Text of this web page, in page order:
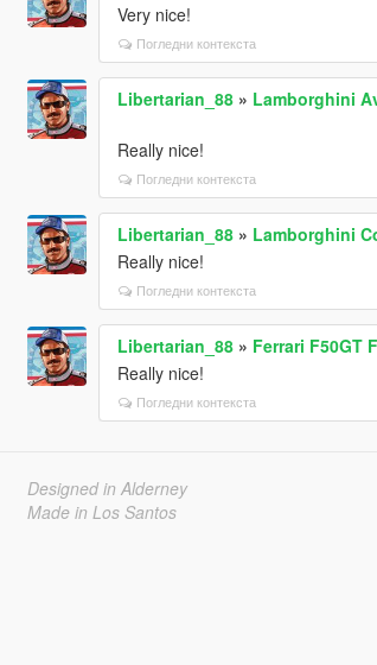
Very nice!
Погледни контекста
Libertarian_88» Lamborghini
Really nice!
Погледни контекста
Libertarian_88» Lamborghini
Really nice!
Погледни контекста
Libertarian_88» Ferrari F50GT
Really nice!
Погледни контекста
Designed in Alderney
Made in Los Santos